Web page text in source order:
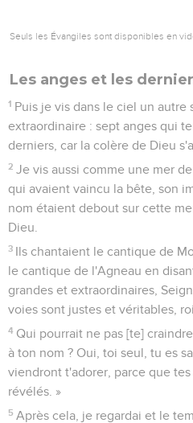
Seuls les Évangiles sont disponibles en
Les anges et les
1 Puis je vis dans le ciel un autre
extraordinaire : sept anges qui
derniers, car la colère de Dieu
2 Je vis aussi comme une mer
qui avaient vaincu la bête, son
nom étaient debout sur cette
Dieu.
3 Ils chantaient le cantique de
le cantique de l'Agneau en
grandes et extraordinaires,
voies sont justes et véritables,
4 Qui pourrait ne pas [te]
à ton nom ? Oui, toi seul, tu es
viendront t'adorer, parce que
révélés. »
5 Après cela, je regardai et le